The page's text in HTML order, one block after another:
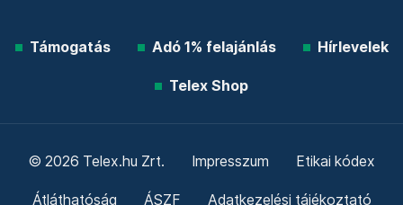
Támogatás Adó 1% felajánlás Hírlevelek
Telex Shop
© 2026 Telex.hu Zrt. Impresszum Etikai kódex
Átláthatóság ÁSZF Adatkezelési tájékoztató